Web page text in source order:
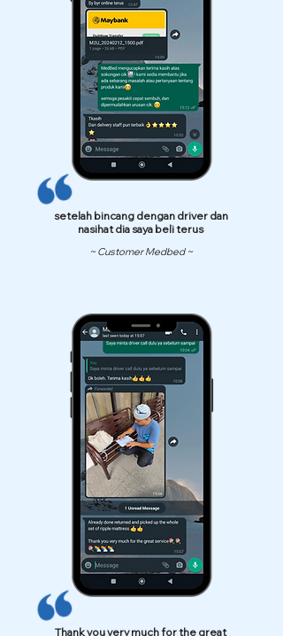
setelah bincang dengan driver dan
nasihat dia saya beli terus
~ Customer Medbed ~
Thank you very much for the great